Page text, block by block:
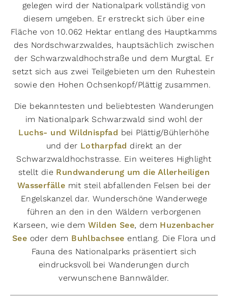
Hin- und Zurück Rundwanderung
Ø Auslastung
stark moderat gering
16 Routen anzeigen
gelegen wird der Nationalpark vollständig von
diesem umgeben. Er erstreckt sich über eine
Fläche von 10.062 Hektar entlang des Hauptkamms
des Nordschwarzwaldes, hauptsächlich zwischen
der Schwarzwaldhochstraße und dem Murgtal. Er
setzt sich aus zwei Teilgebieten um den Ruhestein
sowie den Hohen Ochsenkopf/Plättig zusammen.
Die bekanntesten und beliebtesten Wanderungen
im Nationalpark Schwarzwald sind wohl der
Luchs- und Wildnispfad bei Plättig/Bühlerhöhe
und der Lotharpfad direkt an der
Schwarzwaldhochstrasse. Ein weiteres Highlight
stellt die Rundwanderung um die Allerheiligen
Wasserfälle mit steil abfallenden Felsen bei der
Engelskanzel dar. Wunderschöne Wanderwege
führen an den in den Wäldern verborgenen
Karseen, wie dem Wilden See, dem Huzenbacher
See oder dem Buhlbachsee entlang. Die Flora und
Fauna des Nationalparks präsentiert sich
eindrucksvoll bei Wanderungen durch
verwunschene Bannwälder.
leicht 273 hm 273 hm 8,5 km
Rundwanderung Herrenwies - Herrenwieser See -
Seekopf - Badener Höhe
Nördlicher Schwarzwald, Schwarzwald
auf Karte anzeigen